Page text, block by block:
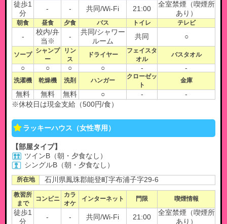
徒歩1
分
- - 共同/Wi-Fi 21:00
全室禁煙（喫煙所
あり）
朝食 昼食 夕食 バス トイレ テレビ
-
校内/弁
当※
-
共同/シャワー
ルーム
共同 ○
ソープ
シャンプ
ー
リン
ス
ドライヤー
フェイスタ
オル
バスタオル
○ ○ ○ ○ - -
洗濯機 乾燥機 洗剤 ハンガー
クローゼッ
ト
金庫
無料 無料 無料 ○ -
-
※休校日は現金支給（500円/食）
ラッキーハウス（女性専用）​
【部屋タイプ】
ツインB（朝・夕食なし）
シングルB（朝・夕食なし）​
所在地 石川県鳳珠郡能登町字布浦子字29-6
教習所
まで
コンビニ
カラ
オケ
インターネット 門限 喫煙情報
徒歩1
分
- - 共同/Wi-Fi 21:00
全室禁煙（喫煙所
あり）